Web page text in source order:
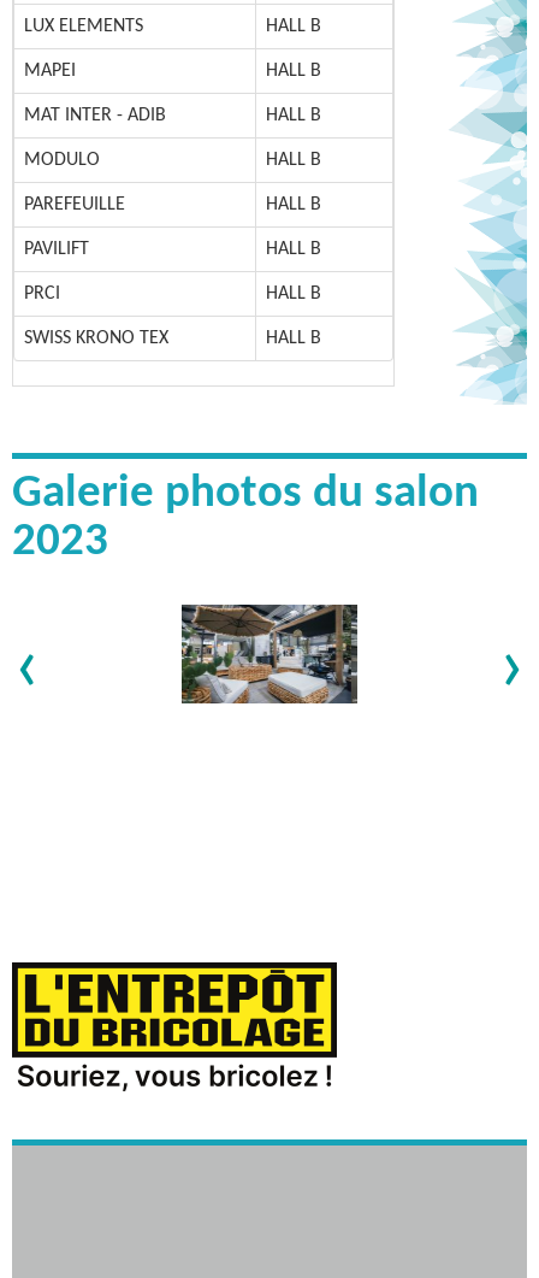
LUX ELEMENTS HALL B
MAPEI HALL B
MAT INTER - ADIB HALL B
MODULO HALL B
PAREFEUILLE HALL B
PAVILIFT HALL B
PRCI HALL B
SWISS KRONO TEX HALL B
Galerie photos du salon
2023
‹ ›